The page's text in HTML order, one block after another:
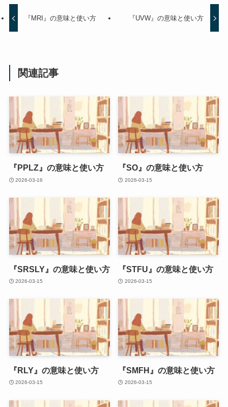
『MRI』の意味と使い方 『UVW』の意味と使い方
関連記事
『PPLZ』の意味と使い方
2026-03-16
『SO』の意味と使い方
2026-03-15
『SRSLY』の意味と使い方
2026-03-15
『STFU』の意味と使い方
2026-03-15
『RLY』の意味と使い方
2026-03-15
『SMFH』の意味と使い方
2026-03-15